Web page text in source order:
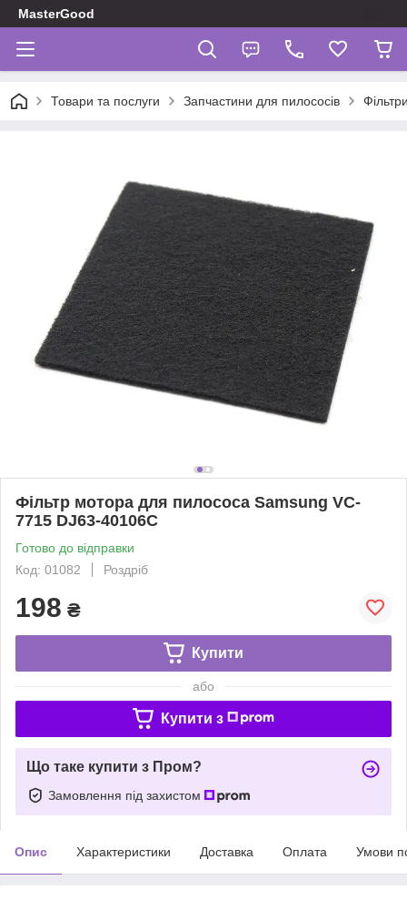
MasterGood
Товари та послуги Запчастини для пилососів
Фільтр мотора для пилососа Samsung VC-
7715 DJ63-40106C
Готово до відправки
Код: 01082
Роздріб
198 ₴
Купити
або
Купити з
Що таке купити з Пром?
Замовлення під захистом
Опис Характеристики Доставка Оплата Умови